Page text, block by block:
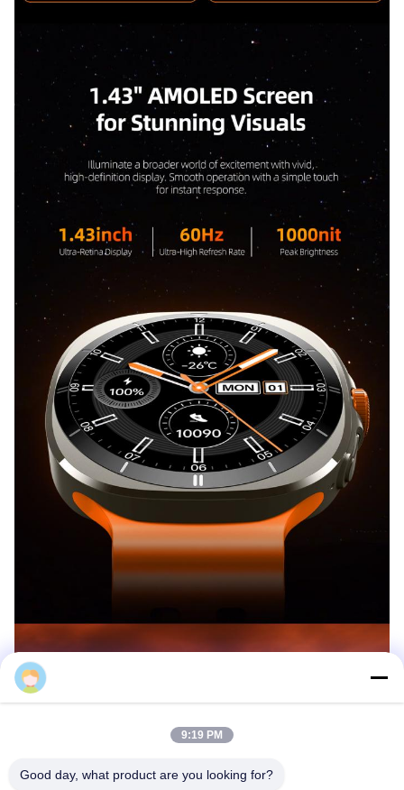
9:19 PM
Good day, what product are you looking for?